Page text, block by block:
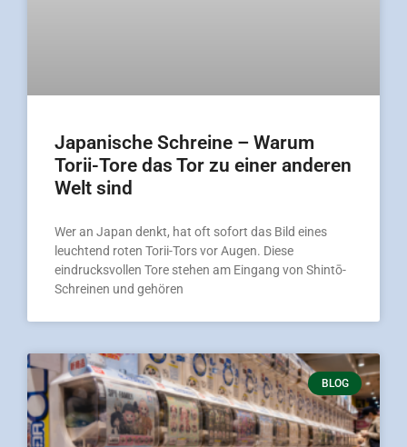
Japanische Schreine – Warum
Torii-Tore das Tor zu einer anderen
Welt sind
Wer an Japan denkt, hat oft sofort das Bild eines
leuchtend roten Torii-Tors vor Augen. Diese
eindrucksvollen Tore stehen am Eingang von Shintō-
Schreinen und gehören
BLOG